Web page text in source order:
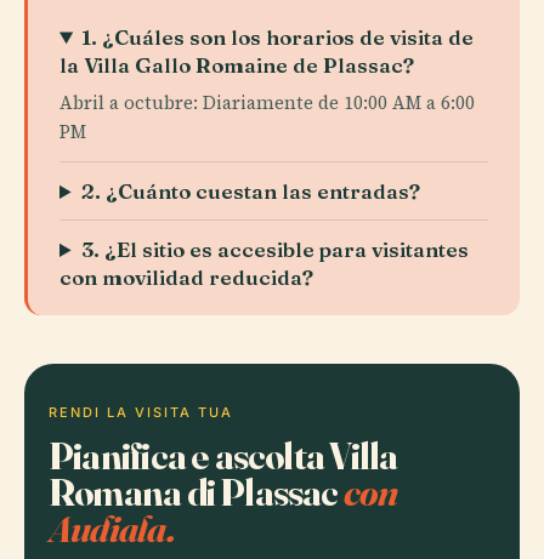
1. ¿Cuáles son los horarios de visita de
la Villa Gallo Romaine de Plassac?
Abril a octubre: Diariamente de 10:00 AM a 6:00
PM
2. ¿Cuánto cuestan las entradas?
3. ¿El sitio es accesible para visitantes
con movilidad reducida?
RENDI LA VISITA TUA
Pianifica e ascolta Villa
Romana di Plassaccon
Audiala.